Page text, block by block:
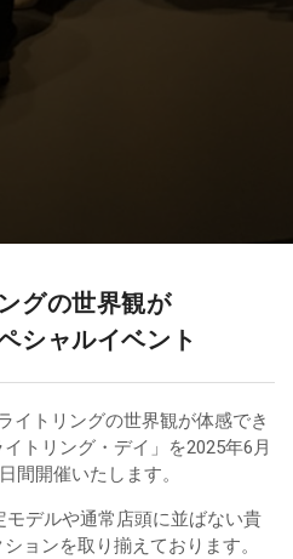
グの世界観が
シャルイベント
イトリングの世界観が体感でき
トリング・デイ」を2025年6月
間開催いたします。
デルや通常店頭に並ばない貴
ョンを取り揃えております。